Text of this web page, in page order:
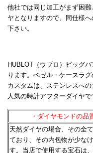
他社では同じ加工がまず困
ヤとなりますので、同仕様
下さい。
HUBLOT（ウブロ）ビッグ
ります。ベゼル・ケースラ
カスタムは、ステンレスへ
人気の時計アフターダイヤで
・ダイヤモンドの品
天然ダイヤの場合、その全
ており、その内包物が少な
す。当店で使用する宝石は